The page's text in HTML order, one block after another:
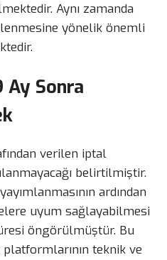
Aynı zamanda
yönelik önemli
Ay Sonra
verilen iptal
belirtilmiştir.
ardından
uyum sağlayabilmesi
öngörülmüştür. Bu
teknik ve